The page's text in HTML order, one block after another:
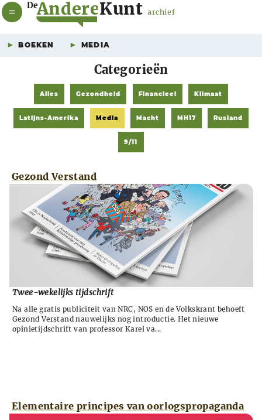
DeAndereKunt archief
BOEKEN MEDIA
Categorieën
Alles Gezondheid Financieel Klimaat
Latijns-Amerika Media Macht MH17 Rusland
9/11
Gezond Verstand
Twee-wekelijks tijdschrift
Na alle gratis publiciteit van NRC, NOS en de Volkskrant behoeft
Gezond Verstand nauwelijks nog introductie. Het nieuwe
opinietijdschrift van professor Karel va...
Elementaire principes van oorlogspropaganda